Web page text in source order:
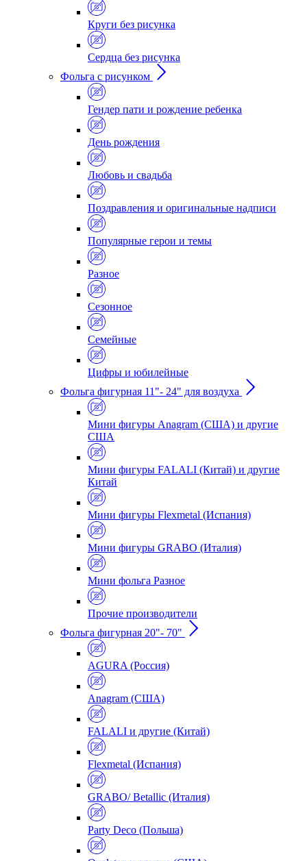
Круги без рисунка
Сердца без рисунка
Фольга с рисунком
Гендер пати и рождение ребенка
День рождения
Любовь и свадьба
Поздравления и оригинальные надписи
Популярные герои и темы
Разное
Сезонное
Семейные
Цифры и юбилейные
Фольга фигурная 11"- 24" для воздуха
Мини фигуры Anagram (США) и другие
США
Мини фигуры FALALI (Китай) и другие
Китай
Мини фигуры Flexmetal (Испания)
Мини фигуры GRABO (Италия)
Мини фольга Разное
Прочие производители
Фольга фигурная 20"- 70"
AGURA (Россия)
Anagram (США)
FALALI и другие (Китай)
Flexmetal (Испания)
GRABO/ Betallic (Италия)
Party Deco (Польша)